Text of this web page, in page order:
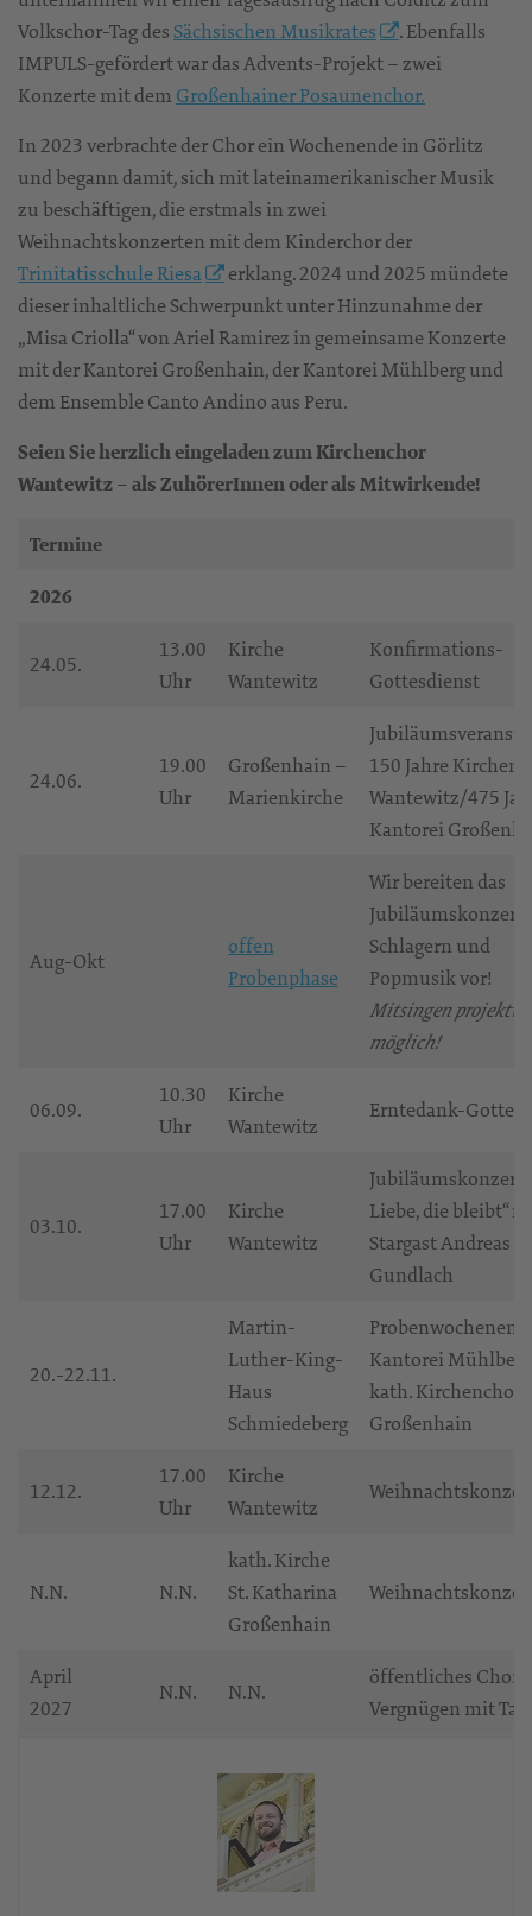
Volkschor-Tag desSächsischen Musikrates
. Ebenfalls
IMPULS-gefördert war das Advents-Projekt – zwei
Konzerte mit dem Großenhainer Posaunenchor.
In 2023 verbrachte der Chor ein Wochenende in Görlitz
und begann damit, sich mit lateinamerikanischer Musik
zu beschäftigen, die erstmals in zwei
Weihnachtskonzerten mit dem Kinderchor der
Trinitatisschule Riesa
erklang. 2024 und 2025 mündete
dieser inhaltliche Schwerpunkt unter Hinzunahme der
„Misa Criolla“ von Ariel Ramirez in gemeinsame Konzerte
mit der Kantorei Großenhain, der Kantorei Mühlberg und
dem Ensemble Canto Andino aus Peru.
Seien Sie herzlich eingeladen zum Kirchenchor
Wantewitz – als ZuhörerInnen oder als Mitwirkende!
Termine
2026
24.05.
13.00
Uhr
Kirche
Wantewitz
Konfirmations-
Gottesdienst
24.06.
19.00
Uhr
Großenhain –
Marienkirche
150 Jahre
Wantewitz/475
Kantorei
Aug-Okt
offen
Probenphase
Wir bereiten das
Jubiläumskonzert
Schlagern und
Popmusik vor!
Mitsingen
möglich!
06.09.
10.30
Uhr
Kirche
Wantewitz
Erntedank-
03.10.
17.00
Uhr
Kirche
Wantewitz
Jubiläumskonzert
Liebe, die bleibt“
Stargast Andreas
Gundlach
20.-22.11.
Martin-
Luther-King-
Haus
Schmiedeberg
Kantorei
kath. Kirchenchor
Großenhain
12.12.
17.00
Uhr
Kirche
Wantewitz
N.N. N.N.
kath. Kirche
St. Katharina
Großenhain
April
2027
N.N. N.N.
öffentliches Chor-
Vergnügen mit